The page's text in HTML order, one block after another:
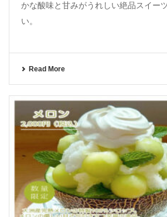
かな酸味と甘みがうれしい絶品スイー
い。
Read More